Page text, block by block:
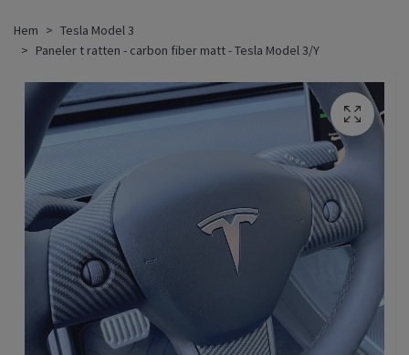
Hem
Tesla Model 3
Paneler t ratten - carbon fiber matt - Tesla Model 3/Y